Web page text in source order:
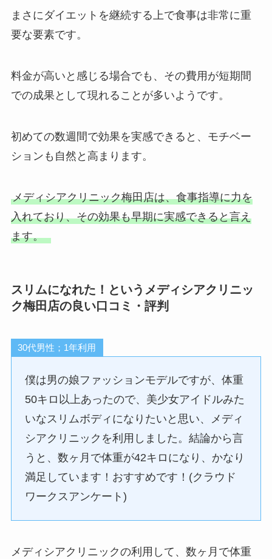
まさにダイエットを継続する上で食事は非常に重
要な要素です。
料金が高いと感じる場合でも、その費用が短期間
での成果として現れることが多いようです。
初めての数週間で効果を実感できると、モチベー
ションも自然と高まります。
メディシアクリニック梅田店は、食事指導に力を
入れており、その効果も早期に実感できると言え
ます。
スリムになれた！というメディシアクリニッ
ク梅田店の良い口コミ・評判
30代男性；1年利用
僕は男の娘ファッションモデルですが、体重
50キロ以上あったので、美少女アイドルみた
いなスリムボディになりたいと思い、メディ
シアクリニックを利用しました。結論から言
うと、数ヶ月で体重が42キロになり、かなり
満足しています！おすすめです！(クラウド
ワークスアンケート)
メディシアクリニックの利用して、数ヶ月で体重